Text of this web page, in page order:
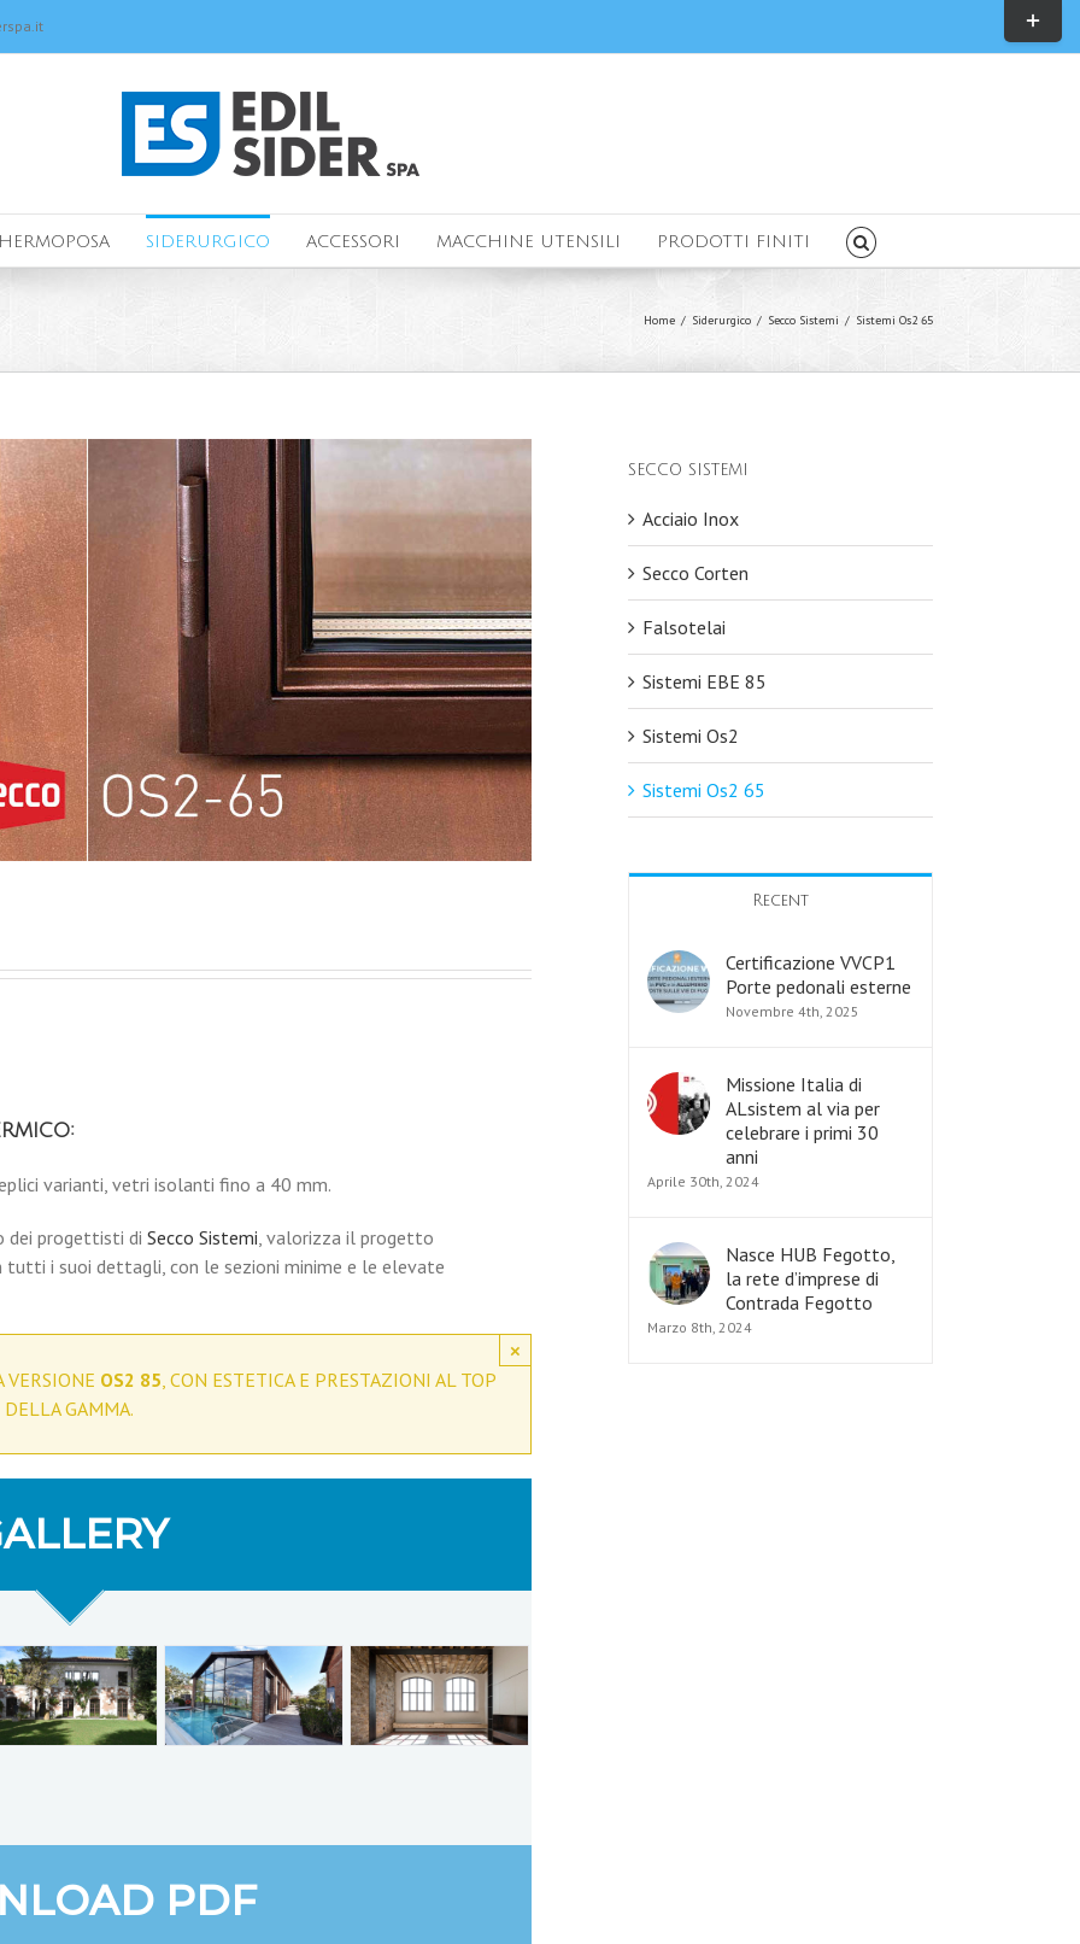
SIDERURGICO ACCESSORI MACCHINE UTENSILI PRODOTTI FINITI
Home / Siderurgico / Secco Sistemi / Sistemi Os2 65
varianti, vetri isolanti fino a 40 mm.
dei progettisti di Secco Sistemi, valorizza il progetto
tutti i suoi dettagli, con le sezioni minime e le elevate
×
VERSIONE OS2 85, CON ESTETICA E PRESTAZIONI AL TOP
DELLA GAMMA.
PDF
SECCO SISTEMI
Acciaio Inox
Secco Corten
Falsotelai
Sistemi EBE 85
Sistemi Os2
Sistemi Os2 65
Recent
Certificazione VVCP1
Porte pedonali esterne
Novembre 4th, 2025
Missione Italia di
ALsistem al via per
celebrare i primi 30
anni
Aprile 30th, 2024
Nasce HUB Fegotto,
la rete d’imprese di
Contrada Fegotto
Marzo 8th, 2024
Toggle
Sliding